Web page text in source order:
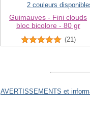
2 couleurs
Guimauves - Fini clouds
bloc bicolore - 80 gr
(21)
AVERTISSEMENTS et